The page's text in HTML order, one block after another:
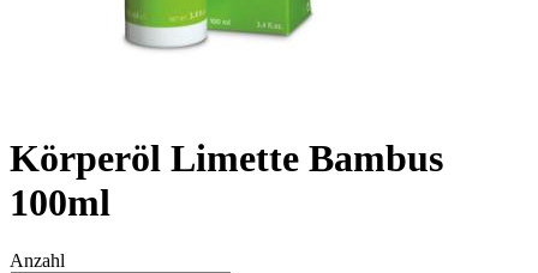
Körperöl Limette Bambus
100ml
Anzahl